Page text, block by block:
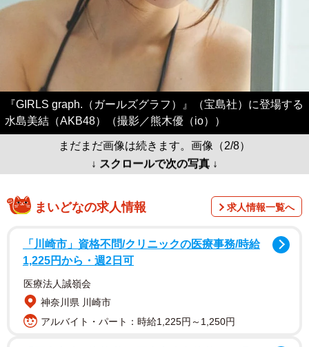
『GIRLS graph.（ガールズグラフ）』（宝島社）に登場する
水島美結（AKB48）（撮影／熊木優（io））
まだまだ画像は続きます。画像（2/8）
↓ スクロールで次の写真 ↓
まいどなの求人情報 求人情報一覧へ
「川崎市」資格不問/クリニックの医療事務/時給
1,225円から・週2日可
医療法人誠嶺会
神奈川県 川崎市
アルバイト・パート：時給1,225円～1,250円